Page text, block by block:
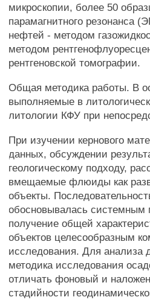
микроскопии, более 50
парамагнитного резонанса
нефтей - методом
методом
рентгеновской томографии.
Общая методика работы. В
выполняемые в
литологии КФУ при
При изучении кернового
данных, обсуждении
геологическому подходу,
вмещаемые флюиды как
объекты.
обосновывалась
получение общей
объектов целесообразным
исследования. Для анализа
методика исследования
отличать фоновый и
стадийности